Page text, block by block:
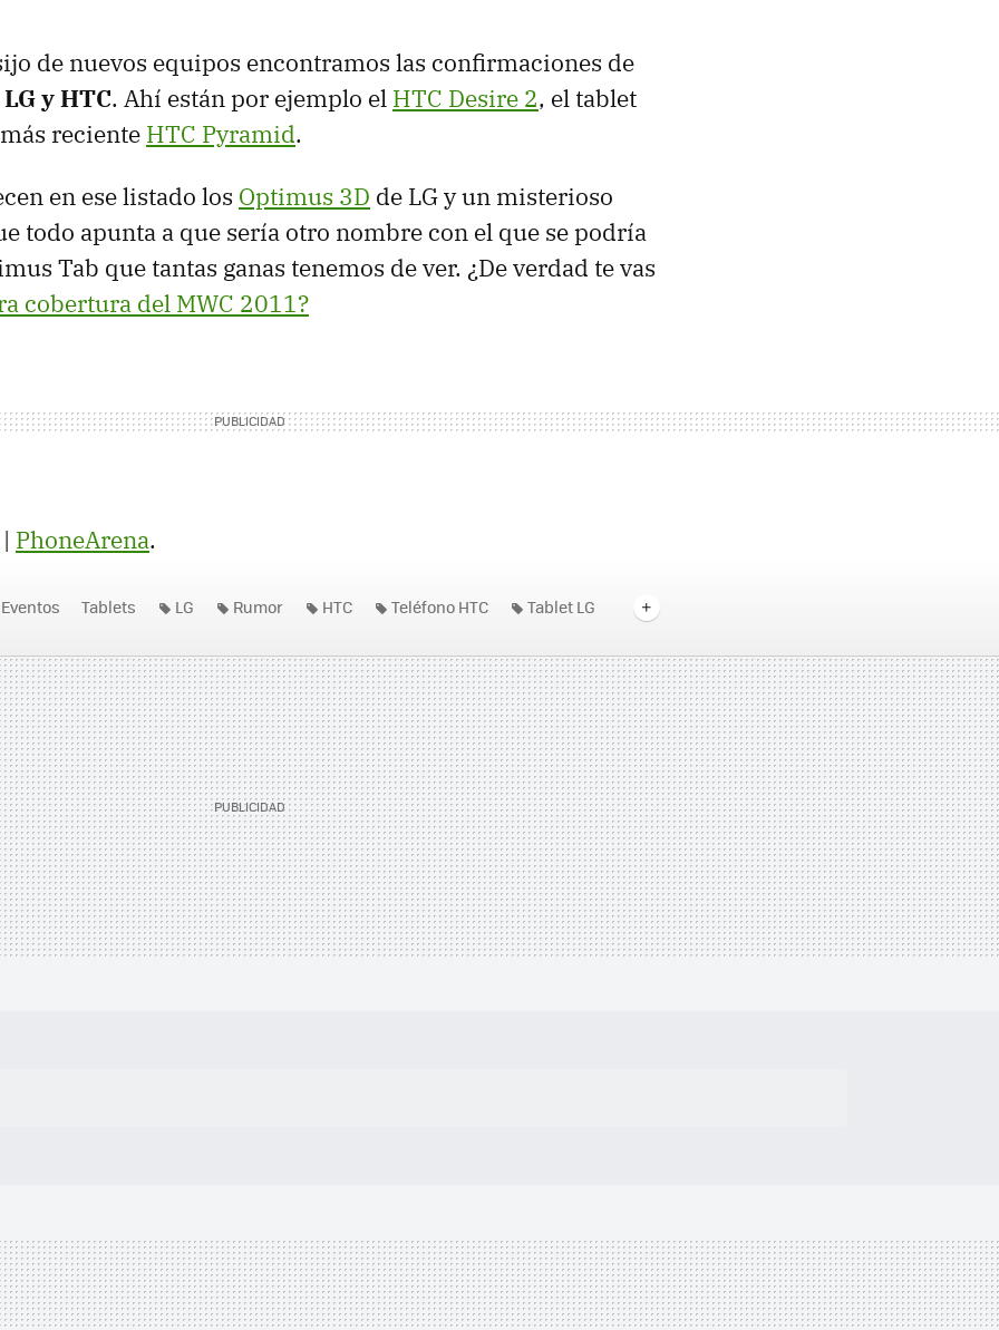
de nuevos equipos encontramos las confirmaciones de
y HTC. Ahí están por ejemplo el HTC Desire 2, el tablet
reciente HTC Pyramid.
en ese listado los Optimus 3D de LG y un misterioso
todo apunta a que sería otro nombre con el que se podría
Tab que tantas ganas tenemos de ver. ¿De verdad te vas
cobertura del MWC 2011?
PhoneArena.
Eventos Tablets LG Rumor HTC Teléfono HTC
Tablet LG
2
HTC Pyramid